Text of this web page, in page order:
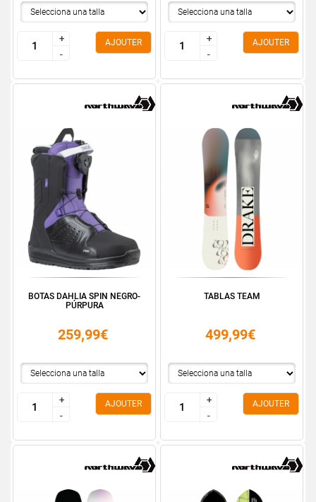
+
-
+
-
AJOUTER
+
-
+
-
AJOUTER
BOTAS DAHLIA SPIN NEGRO-
PÚRPURA
259,99€
+
-
+
-
AJOUTER
TABLAS TEAM
499,99€
+
-
+
-
AJOUTER